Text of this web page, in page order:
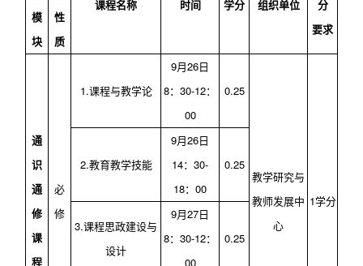
模
块
性
质
课程名称 时间 学分 组织单位
分
要求
通
识
通
修
课
程
必
修
1.课程与教学论
9月26日
8： 30-12：
00
0.25
教学研究与
教师发展中
心
1学分
2.教育教学技能
9月26日
14： 30-
18： 00
0.25
3.课程思政建设与
设计
9月27日
8： 30-12：
00
0.25